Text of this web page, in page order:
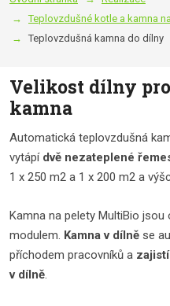
Teplovzdušné kotle a kamna
Teplovzdušná kamna do dílny
Velikost dílny
kamna
Automatická teplovzdušná
vytápí dvě nezateplené
1 x 250 m2 a 1 x 200 m2 a
Kamna na pelety MultiBio
modulem. Kamna v dílně se
příchodem pracovníků a
v dílně.